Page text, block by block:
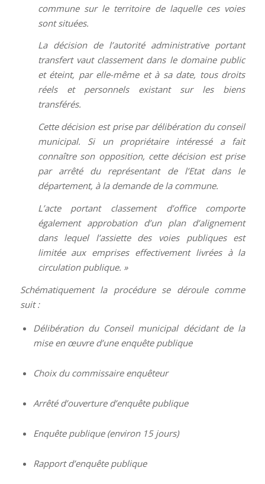
commune sur le territoire de laquelle ces voies
sont situées.
La décision de l’autorité administrative portant
transfert vaut classement dans le domaine public
et éteint, par elle-même et à sa date, tous droits
réels et personnels existant sur les biens
transférés.
Cette décision est prise par délibération du conseil
municipal. Si un propriétaire intéressé a fait
connaître son opposition, cette décision est prise
par arrêté du représentant de l’Etat dans le
département, à la demande de la commune.
L’acte portant classement d’office comporte
également approbation d’un plan d’alignement
dans lequel l’assiette des voies publiques est
limitée aux emprises effectivement livrées à la
circulation publique. »
Schématiquement la procédure se déroule comme
suit :
Délibération du Conseil municipal décidant de la
mise en œuvre d’une enquête publique
Choix du commissaire enquêteur
Arrêté d’ouverture d’enquête publique
Enquête publique (environ 15 jours)
Rapport d’enquête publique